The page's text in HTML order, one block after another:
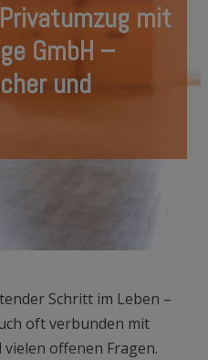
mit
GmbH –
und
Schritt im Leben –
oft verbunden mit
offenen Fragen.